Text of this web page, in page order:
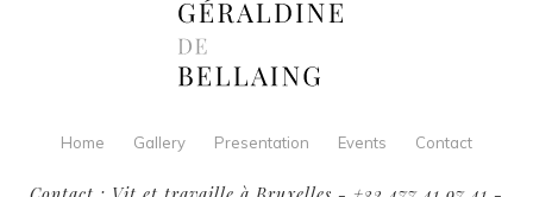
Home Gallery Presentation Events Contact